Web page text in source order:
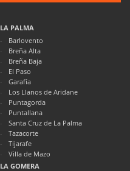
LA PALMA
Barlovento
Breña Alta
Breña Baja
El Paso
Garafía
Los Llanos de Aridane
Puntagorda
Puntallana
Santa Cruz de La Palma
Tazacorte
Tijarafe
Villa de Mazo
LA GOMERA